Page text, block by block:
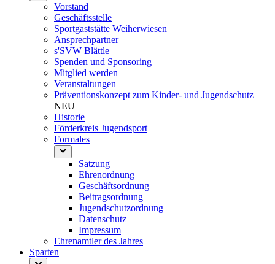
Vorstand
Geschäftsstelle
Sportgaststätte Weiherwiesen
Ansprechpartner
s'SVW Blättle
Spenden und Sponsoring
Mitglied werden
Veranstaltungen
Präventionskonzept zum Kinder- und Jugendschutz
NEU
Historie
Förderkreis Jugendsport
Formales
Satzung
Ehrenordnung
Geschäftsordnung
Beitragsordnung
Jugendschutzordnung
Datenschutz
Impressum
Ehrenamtler des Jahres
Sparten